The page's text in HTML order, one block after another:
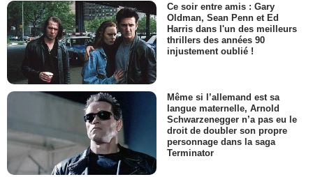
Ce soir entre amis : Gary
Oldman, Sean Penn et Ed
Harris dans l'un des meilleurs
thrillers des années 90
injustement oublié !
Même si l’allemand est sa
langue maternelle, Arnold
Schwarzenegger n’a pas eu le
droit de doubler son propre
personnage dans la saga
Terminator